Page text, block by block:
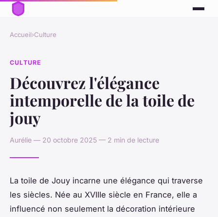
Accueil›Culture
CULTURE
Découvrez l'élégance
intemporelle de la toile de
jouy
Aurélie — 20 octobre 2025 — 2 min de lecture
La toile de Jouy incarne une élégance qui traverse
les siècles. Née au XVIIIe siècle en France, elle a
influencé non seulement la décoration intérieure